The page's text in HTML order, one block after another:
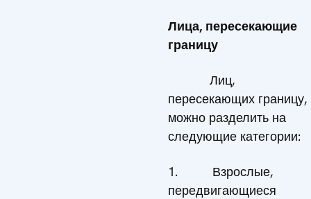
Лица, пересекающие
границу
Лиц,
пересекающих границу,
можно разделить на
следующие категории:
1. Взрослые,
передвигающиеся